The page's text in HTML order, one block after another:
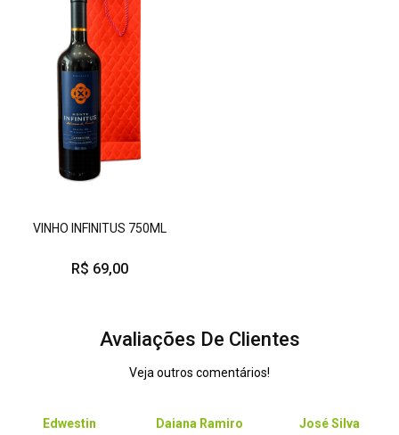
VINHO INFINITUS 750ML
R$ 69,00
Avaliações De Clientes
Veja outros comentários!
Edwestin
Daiana Ramiro
José Silva